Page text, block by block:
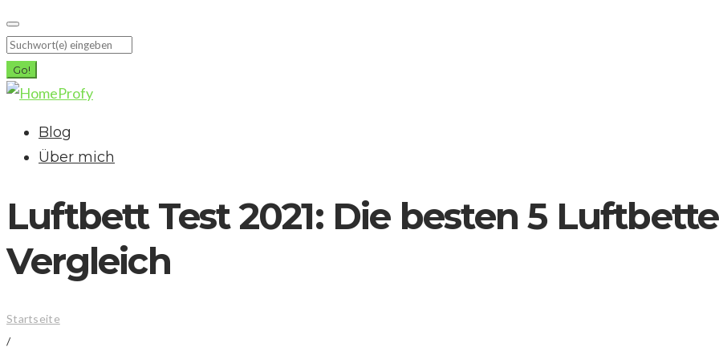
Skip
to
content
Search
for:
Go!
Blog
Über mich
Luftbett Test 2021: Die besten 5
Vergleich
Startseite
/